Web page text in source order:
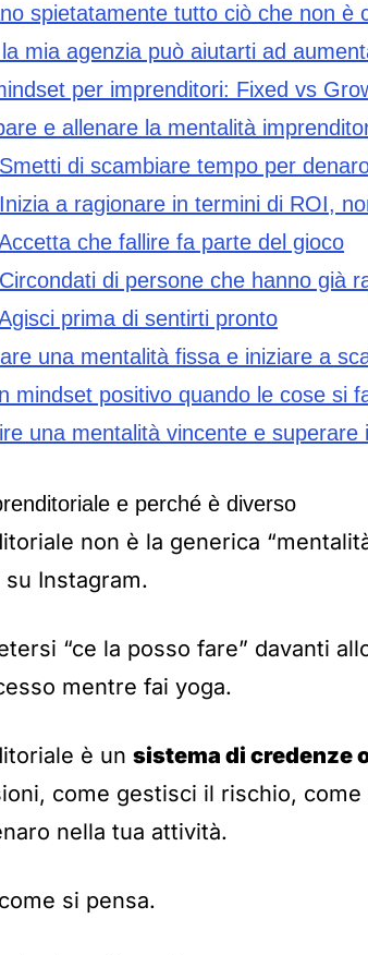
spietatamente tutto ciò che non è
mia agenzia può aiutarti ad
per imprenditori: Fixed vs
e allenare la mentalità
di scambiare tempo per
a ragionare in termini di ROI,
che fallire fa parte del gioco
di persone che hanno già
prima di sentirti pronto
una mentalità fissa e iniziare a
mindset positivo quando le cose si
una mentalità vincente e
e perché è diverso
non è la generica
Instagram.
“ce la posso fare” davanti
mentre fai yoga.
è un sistema di credenze
come gestisci il rischio,
nella tua attività.
si pensa.